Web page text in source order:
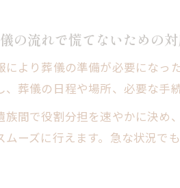
の流れで慌てないための
により葬儀の準備が必要になっ
、葬儀の日程や場所、必要な手
族間で役割分担を速やかに決め
ムーズに行えます。急な状況で